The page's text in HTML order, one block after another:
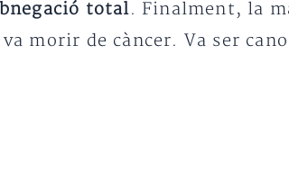
total. Finalment, la
morir de càncer. Va ser